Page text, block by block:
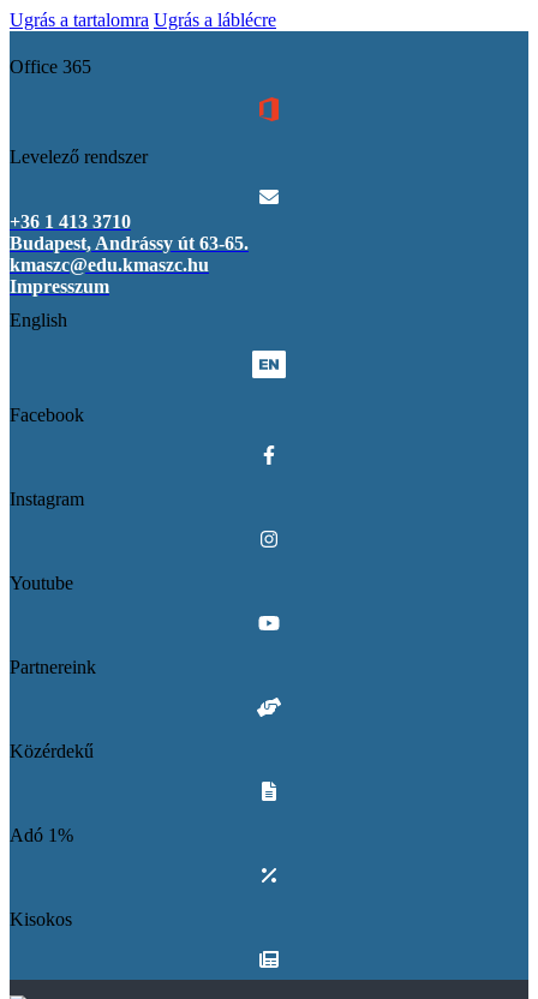
Ugrás a tartalomra Ugrás a láblécre
Office 365
Levelező rendszer
+36 1 413 3710
Budapest, Andrássy út 63-65.
kmaszc@edu.kmaszc.hu
Impresszum
English
Facebook
Instagram
Youtube
Partnereink
Közérdekű
Adó 1%
Kisokos